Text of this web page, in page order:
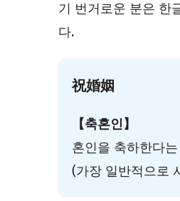
기 번거로운 분은 한
다.
祝婚姻
【축혼인】
혼인을 축하한다
(가장 일반적으로